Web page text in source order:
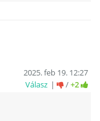
2025. feb 19. 12:27
Válasz
/+2